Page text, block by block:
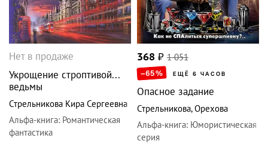
Нет в продаже
Укрощение строптивой...
ведьмы
Стрельникова Кира Сергеевна
Альфа-книга: Романтическая
фантастика
368 ₽ 1 051
–65% ЕЩЁ 6 ЧАСОВ
Опасное задание
Стрельникова,Орехова
Альфа-книга: Юмористическая
серия